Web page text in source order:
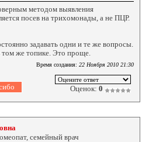
методом выявления
посев на трихомонады, а не ПЦР.
задавать одни и те же вопросы.
же топике. Это проще.
Время создания: 22 Ноября 2010 21:30
Оценок: 0
семейный врач